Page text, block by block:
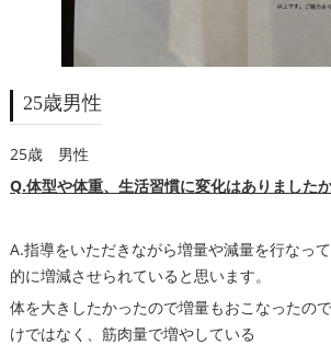
25歳男性
25歳 男性
Q.体型や体重、生活習慣に変化はありました
A.指導をいただきながら増量や減量を行なっ
的に増減させられていると思います。
体を大きしたかったので増量もおこなったの
けではなく、筋肉量で増やしている